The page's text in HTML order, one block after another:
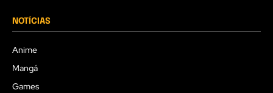
NOTÍCIAS
Anime
Mangá
Games